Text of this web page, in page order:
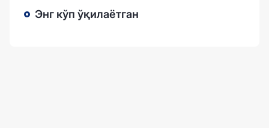
Энг кўп ўқилаётган